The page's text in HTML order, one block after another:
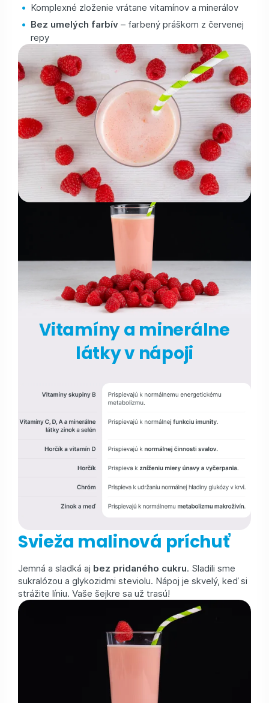
Komplexné zloženie vrátane vitamínov a minerálov
Bez umelých farbív – farbený práškom z červenej
repy
Vitamíny a minerálne
látky v nápoji
Svieža malinová príchuť
Jemná a sladká aj bez pridaného cukru. Sladili sme
sukralózou a glykozidmi steviolu. Nápoj je skvelý, keď si
strážite líniu. Vaše šejkre sa už trasú!